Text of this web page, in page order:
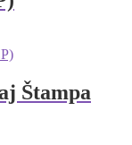
Štampa